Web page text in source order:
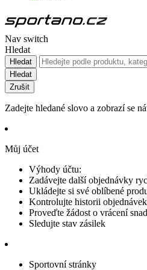
Nav switch
Hledat
Hledat
Hledat
Zrušit
Zadejte hledané slovo a zobrazí se
Můj účet
Výhody účtu:
Zadávejte další objednávky
Ukládejte si své oblíbené
Kontrolujte historii objednávek
Proveďte žádost o vrácení
Sledujte stav zásilek
Sportovní stránky